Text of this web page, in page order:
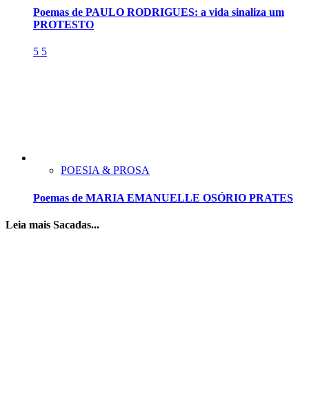
Poemas de PAULO RODRIGUES: a vida sinaliza um
PROTESTO
5 5
POESIA & PROSA
Poemas de MARIA EMANUELLE OSÓRIO PRATES
Leia mais Sacadas...